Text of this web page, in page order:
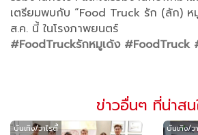
เตรียมพบกับ “Food Truck รัก (ลัก) ห
ส.ค. นี้ ในโรงภาพยนตร์
#FoodTruckรักหมูเด้ง #FoodTruck
ข่าวอื่นๆ ที่น่าสน
บันเทิง/วาไรตี้ บันเทิง/ว